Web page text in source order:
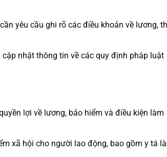
yêu cầu ghi rõ các điều khoản về lương,
nhật thông tin về các quy định pháp luật
lợi về lương, bảo hiểm và điều kiện làm
xã hội cho người lao động, bao gồm y tá